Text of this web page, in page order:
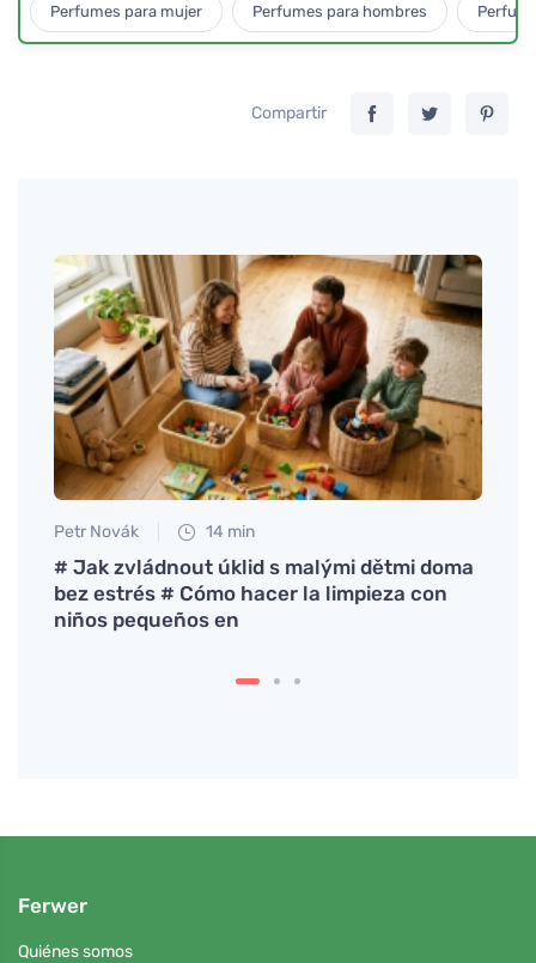
Perfumes para mujer Perfumes para hombres
Compartir
Petr Novák 14 min
# Jak zvládnout úklid s malými dětmi doma
bez estrés # Cómo hacer la limpieza con
niños pequeños en
Ferwer
Quiénes somos